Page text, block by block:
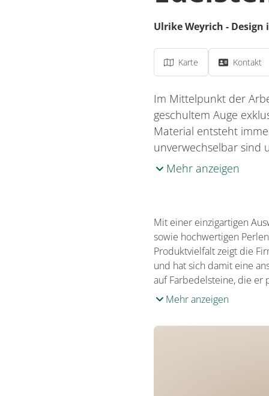
Ulrike Weyrich -
Karte Kontakt
Im Mittelpunkt der
geschultem Auge
Material entsteht
unverwechselbar sind
Mehr anzeigen
Mit einer einzigartigen
sowie hochwertigen
Produktvielfalt zeigt die
und hat sich damit eine
auf Farbedelsteine, die er
Mehr anzeigen